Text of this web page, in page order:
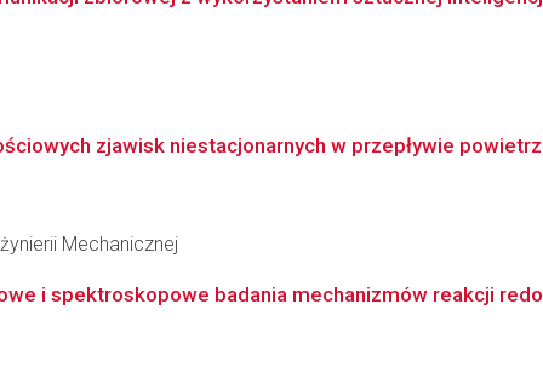
zjawisk niestacjonarnych w przepływie
Mechanicznej
i spektroskopowe badania mechanizmów reakcji